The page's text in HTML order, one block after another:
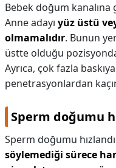
Bebek doğum
Anne adayı yüz üstü
olmamalıdır. Bunun
üstte olduğu
Ayrıca, çok fazla
penetrasyonlardan
Sperm doğumu
Sperm doğumu
söylemediği sürece